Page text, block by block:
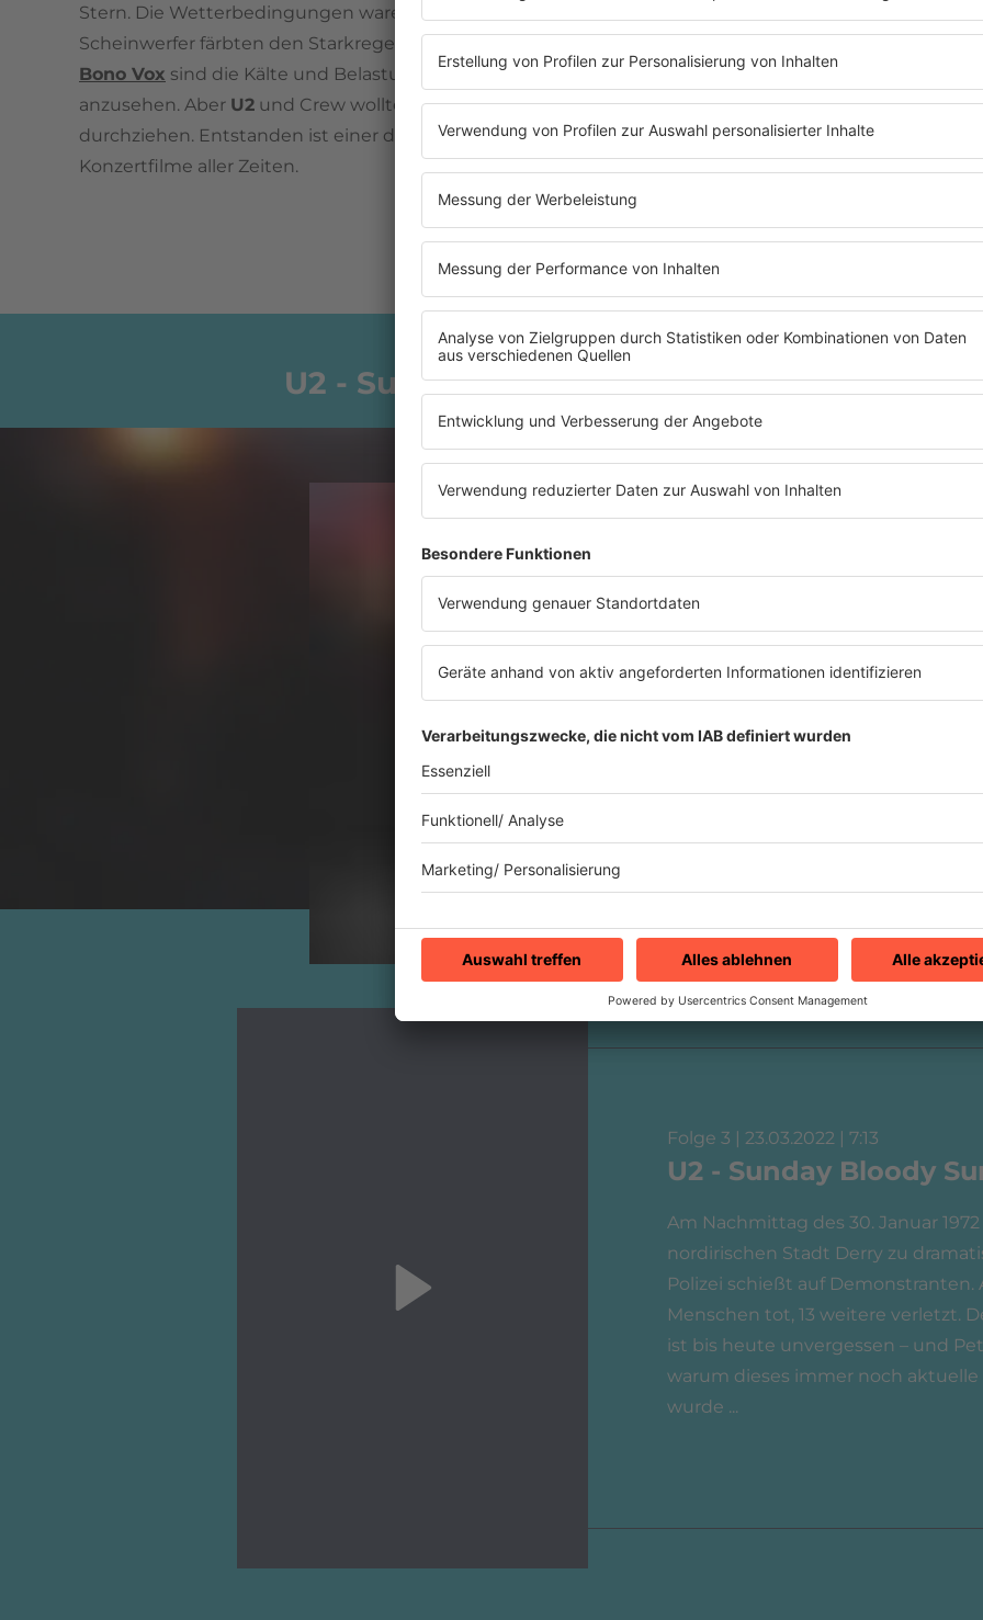
Stern. Die Wetterbedingungen waren infernalisch. Die
Scheinwerfer färbten den Starkregen dramatisch rot.
Bono Vox sind die Kälte und Belastungen deutlich
anzusehen. Aber U2 und Crew wollten das Konzert
durchziehen. Entstanden ist einer der erfolgreichsten
Konzertfilme aller Zeiten.
Es ist nun genau 40 Jahre her, dassU2
legendäre Konzert spielten. Leider sind
Songs vom Konzertderzeit offiziell auf
verfügbar, aber es lohnt sich, mal
FaszinationU2wird jedenfalls auch vier
später greifbar.
U2 - Sunday Bloody Sunday (1983 - Live
Folge 3 | 23.03.2022 | 7:13
U2 - Sunday Bloody
Am Nachmittag des 30. Januar
nordirischen Stadt Derry zu
Polizei schießt auf Demonstranten.
Menschen tot, 13 weitere verletzt.
ist bis heute unvergessen – und
warum dieses immer noch aktuelle
wurde ...